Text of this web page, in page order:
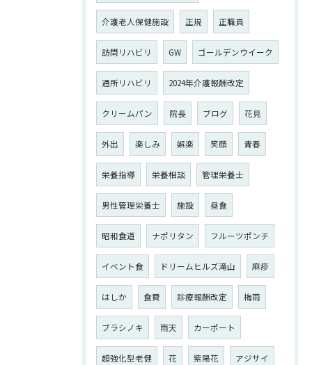
介護老人保健施設 正規 正職員
訪問リハビリ GW ゴールデンウイーク
通所リハビリ 2024年介護報酬改定
クリームパン 院長 ブログ 花見
外出 楽しみ 娯楽 笑顔 青春
栄養指導 栄養相談 管理栄養士
男性管理栄養士 施設 昼食
昭和食道 ナポリタン フルーツポンチ
イベント食 ドリームヒルズ滝山 麻疹
はしか 食費 診療報酬改定 梅雨
ブラシノキ 雨天 カーポート
超強化型老健 花 紫陽花 アジサイ